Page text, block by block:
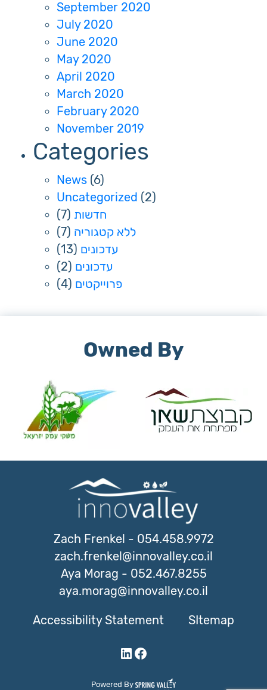
September 2020
July 2020
June 2020
May 2020
April 2020
March 2020
February 2020
November 2019
Categories
News (6)
Uncategorized (2)
חדשות (7)
ללא קטגוריה (7)
עדכונים (13)
עדכונים (2)
פרוייקטים (4)
Owned By
Zach Frenkel - 054.458.9972
zach.frenkel@innovalley.co.il
Aya Morag - 052.467.8255
aya.morag@innovalley.co.il
Accessibility Statement SItemap
LinkedIn
Facebook
Powered By